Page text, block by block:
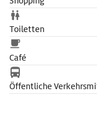
restauriert.
Toiletten
Café
Öffentliche